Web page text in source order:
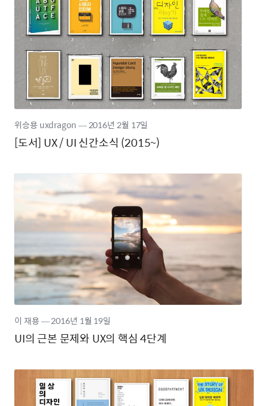
[도서] UX / UI 신간소식 (2015~)
위승용 uxdragon―2016년 2월 17일
UI의 근본 문제와 UX의 핵심 4단계
이 재용―2016년 1월 19일